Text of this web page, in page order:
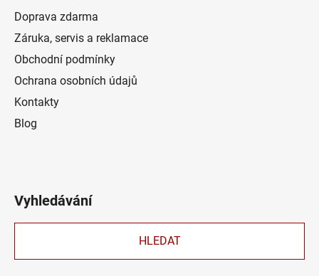
Doprava zdarma
Záruka, servis a reklamace
Obchodní podmínky
Ochrana osobních údajů
Kontakty
Blog
Vyhledávání
HLEDAT